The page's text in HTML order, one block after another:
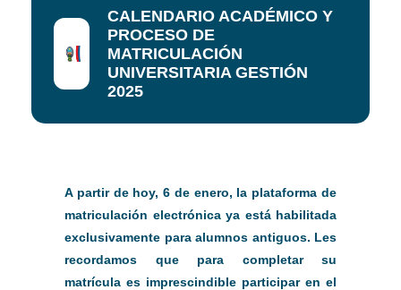
CALENDARIO ACADÉMICO Y
PROCESO DE
MATRICULACIÓN
UNIVERSITARIA GESTIÓN
2025
A partir de hoy, 6 de enero, la plataforma de
matriculación electrónica ya está habilitada
exclusivamente para alumnos antiguos. Les
recordamos que para completar su
matrícula es imprescindible participar en el